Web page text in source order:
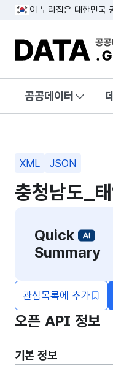
이 누리집은 대한민국
DATA.GO.KR
공공데이터
XML JSON
충청남도_
Quick
Summary
관심목록에 추가
오픈 API 정보
기본 정보